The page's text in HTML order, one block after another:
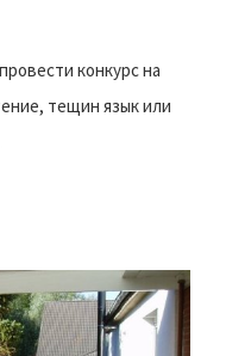
конкурс на
тещин язык или